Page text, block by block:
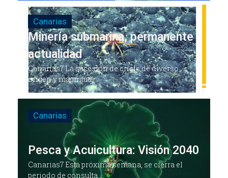
Canarias
Minería submarina, permanente
actualidad
Canarias7 La sucesión de crisis de diverso
origen y magnitud,...
Canarias
Pesca y Acuicultura: Visión 2040
Canarias7 Esta próxima semana, se cierra el
periodo de consulta...